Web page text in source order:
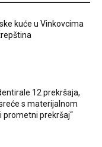
kuće u Vinkovcima
12 prekršaja,
s materijalnom
prometni prekršaj“